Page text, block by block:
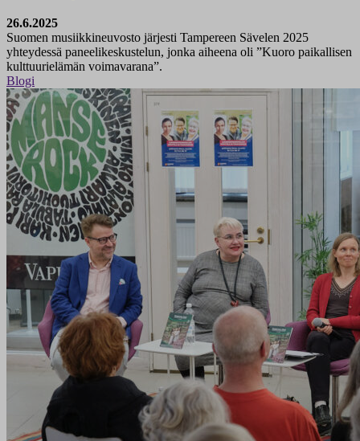
26.6.2025
Suomen musiikkineuvosto järjesti Tampereen Sävelen 2025
yhteydessä paneelikeskustelun, jonka aiheena oli ”Kuoro paikallisen
kulttuurielämän voimavarana”.
Blogi